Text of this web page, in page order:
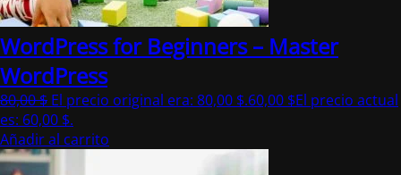
WordPress for Beginners – Master
WordPress
80,00$ El precio original era: 80,00 $.60,00 $El precio actual
es: 60,00 $.
Añadir al carrito